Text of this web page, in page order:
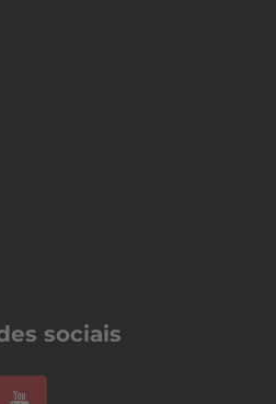
sociais